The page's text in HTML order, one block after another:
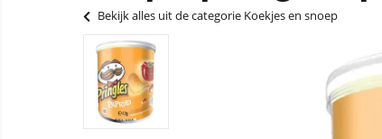
Bekijk alles uit de categorie Koekjes en snoep